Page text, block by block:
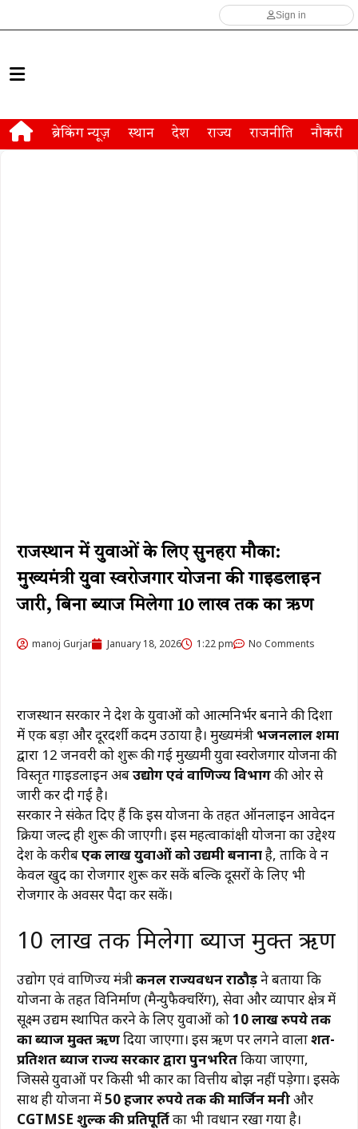
Sign in
ब्रेकिंग न्यूज़ स्थान देश राज्य राजनीति नौकरी
राजस्थान में युवाओं के लिए सुनहरा मौका:
मुख्यमंत्री युवा स्वरोजगार योजना की गाइडलाइन
जारी, बिना ब्याज मिलेगा 10 लाख तक का ऋण
manoj Gurjar January 18, 2026 1:22 pm No Comments
राजस्थान सरकार ने प्रदेश के युवाओं को आत्मनिर्भर बनाने की दिशा
में एक बड़ा और दूरदर्शी कदम उठाया है। मुख्यमंत्री भजनलाल शर्मा
द्वारा 12 जनवरी को शुरू की गईमुख्यमंत्री युवा स्वरोजगार योजनाकी
विस्तृत गाइडलाइन अबउद्योग एवं वाणिज्य विभागकी ओर से
जारी कर दी गई है।
सरकार ने संकेत दिए हैं कि इस योजना के तहत ऑनलाइन आवेदन
प्रक्रिया जल्द ही शुरू की जाएगी। इस महत्वाकांक्षी योजना का उद्देश्य
प्रदेश के करीबएक लाख युवाओं को उद्यमी बनानाहै, ताकि वे न
केवल खुद का रोजगार शुरू कर सकें बल्कि दूसरों के लिए भी
रोजगार के अवसर पैदा कर सकें।
10 लाख तक मिलेगा ब्याज मुक्त ऋण
उद्योग एवं वाणिज्य मंत्रीकर्नल राज्यवर्धन राठौड़ने बताया कि
योजना के तहत विनिर्माण (मैन्युफैक्चरिंग), सेवा और व्यापार क्षेत्र में
सूक्ष्म उद्यम स्थापित करने के लिए युवाओं को10 लाख रुपये तक
का ब्याज मुक्त ऋणदिया जाएगा। इस ऋण पर लगने वालाशत-
प्रतिशत ब्याज राज्य सरकार द्वारा पुनर्भरितकिया जाएगा,
जिससे युवाओं पर किसी भी प्रकार का वित्तीय बोझ नहीं पड़ेगा। इसके
साथ ही योजना में50 हजार रुपये तक की मार्जिन मनीऔर
CGTMSE शुल्क की प्रतिपूर्तिका भी प्रावधान रखा गया है।